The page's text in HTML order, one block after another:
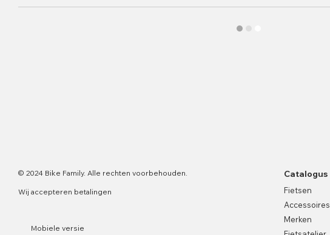
© 2024 Bike Family. Alle rechten voorbehouden.
Wij accepteren betalingen
Mobiele versie
Catalogus
Fietsen
Accessoires
Merken